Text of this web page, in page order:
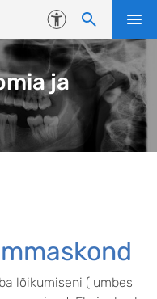
Juurdepääsetavus
ja
lõikumiseni ( umbes